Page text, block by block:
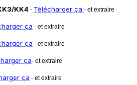
KK4 - Télécharger ça - et extraire
ça - et extraire
ça - et extraire
ça- et extraire
ça - et extraire